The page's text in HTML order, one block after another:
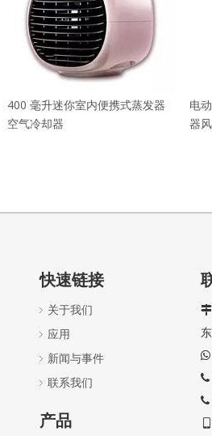
400 毫升迷你室内便携式蒸发器
空气冷却器
电
器
快速链接
关于我们
应用
新闻与事件
联系我们
产品



